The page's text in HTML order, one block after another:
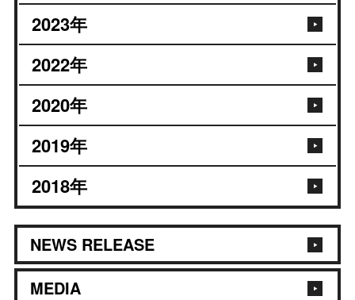
2023年
2022年
2020年
2019年
2018年
NEWS RELEASE
MEDIA